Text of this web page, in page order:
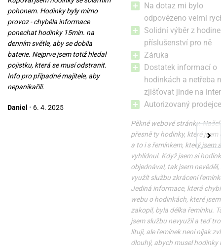
Traser P6600 Red Combat
nato
Skladem v úterý 11. 8. u vás
16 100 Kč
Traser P68 Pathfinder
Automatic Blue Nato
Skladem v úterý 11. 8. u vás
27 400 Kč
pohonem. Hodinky byly mimo
provoz - chyběla informace
ponechat hodinky 15min. na
denním světle, aby se dobila
baterie. Nejprve jsem totiž hledal
pojistku, která se musí odstranit.
Info pro případné majitele, aby
nepanikařili.
Daniel • 6. 4. 2025
Na dotaz mi bylo
odpovězeno velmi
Solidní výběr z
příslušenství pro ně
Záruka
Dostatek informací o
hodinkách a netřeba
zjišťovat jinde na
Autorizovaný prodejce
Pěkné webové stránky. Našel
přesně ty hodinky, které jsem
a to i s řemínkem, který jsem
vyhlídnul. Když jsem si
objednával, tak jsem nevěděl,
využít službu zkrácení
Jediná informace, která
webu o hodinkách, které
zakopil, byla délka řemínku.
jsem službu nevyužil a teď
lituji, ale řemínek není nijak
dlouhý, abych musel hodinky